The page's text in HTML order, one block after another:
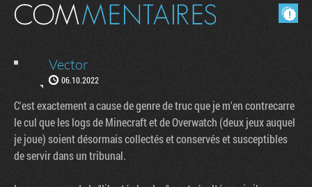
Masquer les commentaires lus.
Vector
06.10.2022
C'est exactement a cause de genre de truc que je m'en contrecarre
le cul que les logs de Minecraft et de Overwatch (deux jeux auquel
je joue) soient désormais collectés et conservés et susceptibles
de servir dans un tribunal.